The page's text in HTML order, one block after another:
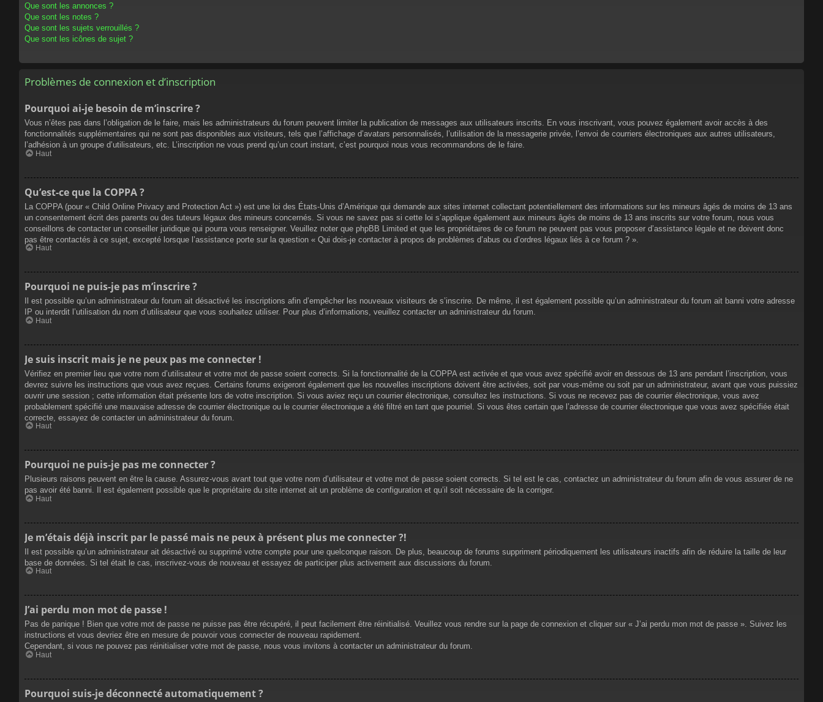
Que sont les annonces ?
Que sont les notes ?
Que sont les sujets verrouillés ?
Que sont les icônes de sujet ?
Problèmes de connexion et d’inscription
Pourquoi ai-je besoin de m’inscrire ?
Vous n’êtes pas dans l’obligation de le faire, mais les administrateurs du forum peuvent limiter la publication de messages aux utilisateurs inscrits. En vous inscrivant, vous pouvez également avoir accès à des
fonctionnalités supplémentaires qui ne sont pas disponibles aux visiteurs, tels que l’affichage d’avatars personnalisés, l’utilisation de la messagerie privée, l’envoi de courriers électroniques aux autres utilisateurs,
l’adhésion à un groupe d’utilisateurs, etc. L’inscription ne vous prend qu’un court instant, c’est pourquoi nous vous recommandons de le faire.
Haut
Qu’est-ce que la COPPA ?
La COPPA (pour « Child Online Privacy and Protection Act ») est une loi des États-Unis d’Amérique qui demande aux sites internet collectant potentiellement des informations sur les mineurs âgés de moins de 13 ans
un consentement écrit des parents ou des tuteurs légaux des mineurs concernés. Si vous ne savez pas si cette loi s’applique également aux mineurs âgés de moins de 13 ans inscrits sur votre forum, nous vous
conseillons de contacter un conseiller juridique qui pourra vous renseigner. Veuillez noter que phpBB Limited et que les propriétaires de ce forum ne peuvent pas vous proposer d’assistance légale et ne doivent donc
pas être contactés à ce sujet, excepté lorsque l’assistance porte sur la question « Qui dois-je contacter à propos de problèmes d’abus ou d’ordres légaux liés à ce forum ? ».
Haut
Pourquoi ne puis-je pas m’inscrire ?
Il est possible qu’un administrateur du forum ait désactivé les inscriptions afin d’empêcher les nouveaux visiteurs de s’inscrire. De même, il est également possible qu’un administrateur du forum ait banni votre adresse
IP ou interdit l’utilisation du nom d’utilisateur que vous souhaitez utiliser. Pour plus d’informations, veuillez contacter un administrateur du forum.
Haut
Je suis inscrit mais je ne peux pas me connecter !
Vérifiez en premier lieu que votre nom d’utilisateur et votre mot de passe soient corrects. Si la fonctionnalité de la COPPA est activée et que vous avez spécifié avoir en dessous de 13 ans pendant l’inscription, vous
devrez suivre les instructions que vous avez reçues. Certains forums exigeront également que les nouvelles inscriptions doivent être activées, soit par vous-même ou soit par un administrateur, avant que vous puissiez
ouvrir une session ; cette information était présente lors de votre inscription. Si vous aviez reçu un courrier électronique, consultez les instructions. Si vous ne recevez pas de courrier électronique, vous avez
probablement spécifié une mauvaise adresse de courrier électronique ou le courrier électronique a été filtré en tant que pourriel. Si vous êtes certain que l’adresse de courrier électronique que vous avez spécifiée était
correcte, essayez de contacter un administrateur du forum.
Haut
Pourquoi ne puis-je pas me connecter ?
Plusieurs raisons peuvent en être la cause. Assurez-vous avant tout que votre nom d’utilisateur et votre mot de passe soient corrects. Si tel est le cas, contactez un administrateur du forum afin de vous assurer de ne
pas avoir été banni. Il est également possible que le propriétaire du site internet ait un problème de configuration et qu’il soit nécessaire de la corriger.
Haut
Je m’étais déjà inscrit par le passé mais ne peux à présent plus me connecter ?!
Il est possible qu’un administrateur ait désactivé ou supprimé votre compte pour une quelconque raison. De plus, beaucoup de forums suppriment périodiquement les utilisateurs inactifs afin de réduire la taille de leur
base de données. Si tel était le cas, inscrivez-vous de nouveau et essayez de participer plus activement aux discussions du forum.
Haut
J’ai perdu mon mot de passe !
Pas de panique ! Bien que votre mot de passe ne puisse pas être récupéré, il peut facilement être réinitialisé. Veuillez vous rendre sur la page de connexion et cliquer sur « J’ai perdu mon mot de passe ». Suivez les
instructions et vous devriez être en mesure de pouvoir vous connecter de nouveau rapidement.
Cependant, si vous ne pouvez pas réinitialiser votre mot de passe, nous vous invitons à contacter un administrateur du forum.
Haut
Pourquoi suis-je déconnecté automatiquement ?